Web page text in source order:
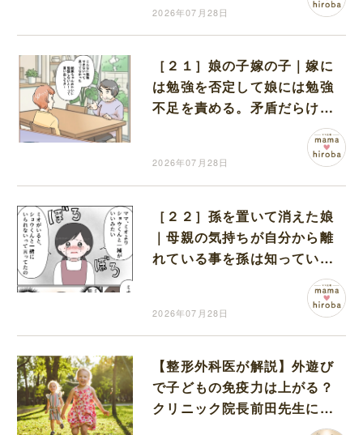
2026年07月28日
［２１］娘の子嫁の子｜嫁に
は勉強を否定して娘には勉強
不足を責める。矛盾だらけの
義母に開いた口が塞がらない
2026年07月28日
［２２］孫を置いて消えた娘
｜母親の気持ちが自分から離
れている事を孫は知ってい
た。孫を想いありのままの事
2026年07月28日
【整形外科医が解説】外遊び
で子どもの免疫力は上がる？
クリニック院長前田先生に伺